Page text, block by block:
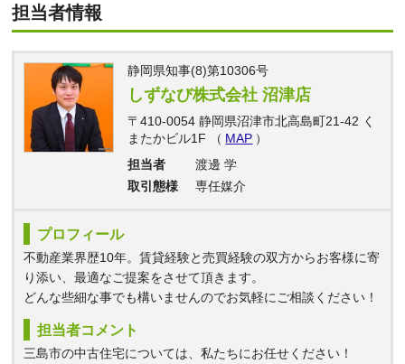
担当者情報
静岡県知事(8)第10306号
しずなび株式会社 沼津店
〒410-0054 静岡県沼津市北高島町21-42 く
またかビル1F （ MAP ）
担当者
渡邊 学
取引態様
専任媒介
プロフィール
不動産業界歴10年。賃貸経験と売買経験の双方からお客様に寄
り添い、最適なご提案をさせて頂きます。
どんな些細な事でも構いませんのでお気軽にご相談ください！
担当者コメント
三島市の中古住宅については、私たちにお任せください！